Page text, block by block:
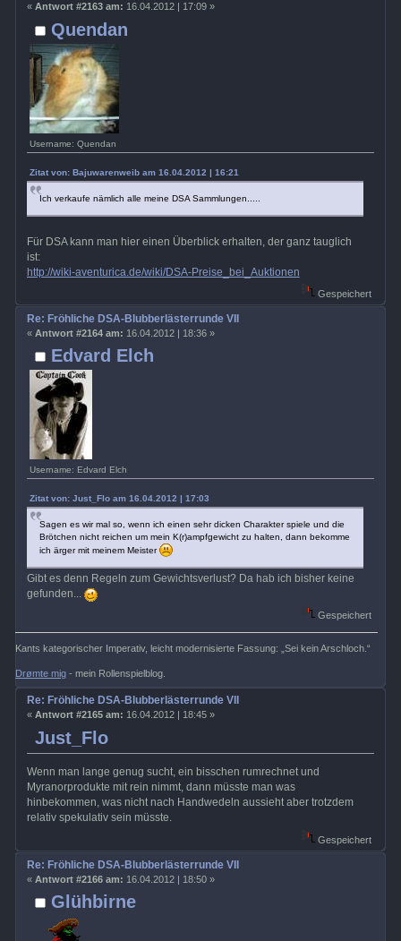
Quendan
Username: Quendan
« Antwort #2163 am: 16.04.2012 | 17:09 »
Zitat von: Bajuwarenweib am 16.04.2012 | 16:21
Ich verkaufe nämlich alle meine DSA Sammlungen.....
Für DSA kann man hier einen Überblick erhalten, der ganz tauglich
ist:
http://wiki-aventurica.de/wiki/DSA-Preise_bei_Auktionen
Gespeichert
Edvard Elch
Username: Edvard Elch
Re: Fröhliche DSA-Blubberlästerrunde VII
« Antwort #2164 am: 16.04.2012 | 18:36 »
Zitat von: Just_Flo am 16.04.2012 | 17:03
Sagen es wir mal so, wenn ich einen sehr dicken Charakter spiele und die
Brötchen nicht reichen um mein K(r)ampfgewicht zu halten, dann bekomme
ich ärger mit meinem Meister
Gibt es denn Regeln zum Gewichtsverlust? Da hab ich bisher keine
gefunden...
Gespeichert
Kants kategorischer Imperativ, leicht modernisierte Fassung: „Sei kein Arschloch.“
Drømte mig - mein Rollenspielblog.
Just_Flo
Re: Fröhliche DSA-Blubberlästerrunde VII
« Antwort #2165 am: 16.04.2012 | 18:45 »
Wenn man lange genug sucht, ein bisschen rumrechnet und
Myranorprodukte mit rein nimmt, dann müsste man was
hinbekommen, was nicht nach Handwedeln aussieht aber trotzdem
relativ spekulativ sein müsste.
Gespeichert
Glühbirne
Re: Fröhliche DSA-Blubberlästerrunde VII
« Antwort #2166 am: 16.04.2012 | 18:50 »